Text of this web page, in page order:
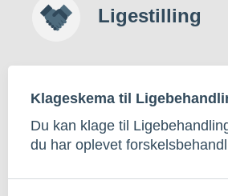
Ligestilling
Klageskema til
Du kan klage til
du har oplevet